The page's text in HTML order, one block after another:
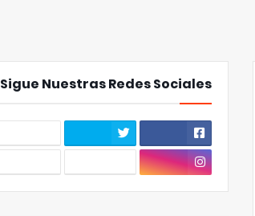
Sigue Nuestras Redes Sociales